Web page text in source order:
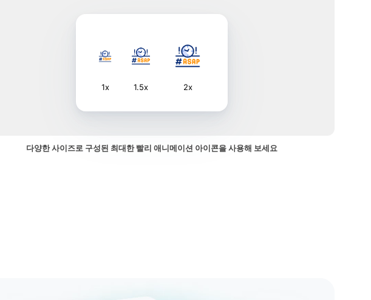
1x 1.5x 2x
다양한 사이즈로 구성된 최대한 빨리 애니메이션 아이콘을 사용해 보세요